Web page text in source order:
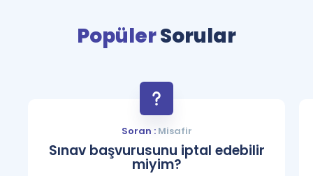
PopülerSorular
Soran :Misafir
Sınav başvurusunu iptal edebilir
miyim?